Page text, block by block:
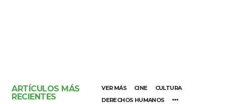
ARTÍCULOS MÁS
RECIENTES
VER MÁS CINE
CULTURA
DERECHOS HUMANOS